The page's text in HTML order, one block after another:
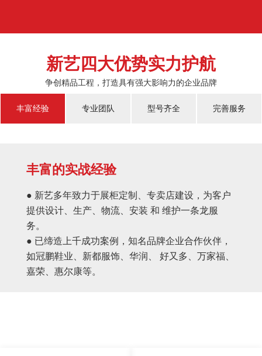
新艺四大优势实力护航
争创精品工程，打造具有强大影响力的企业品牌
丰富经验 专业团队 型号齐全 完善服务
丰富的实战经验
● 新艺多年致力于展柜定制、专卖店建设，为客户
提供设计、生产、物流、安装 和 维护一条龙服
务。
● 已缔造上千成功案例，知名品牌企业合作伙伴，
如冠鹏鞋业、新都服饰、华润、 好又多、万家福、
嘉荣、惠尔康等。